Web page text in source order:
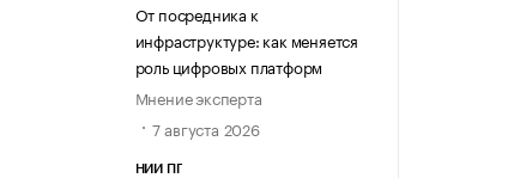
От посредника к
инфраструктуре: как меняется
роль цифровых платформ
Мнение эксперта
7 августа 2026
НИИ ПГ